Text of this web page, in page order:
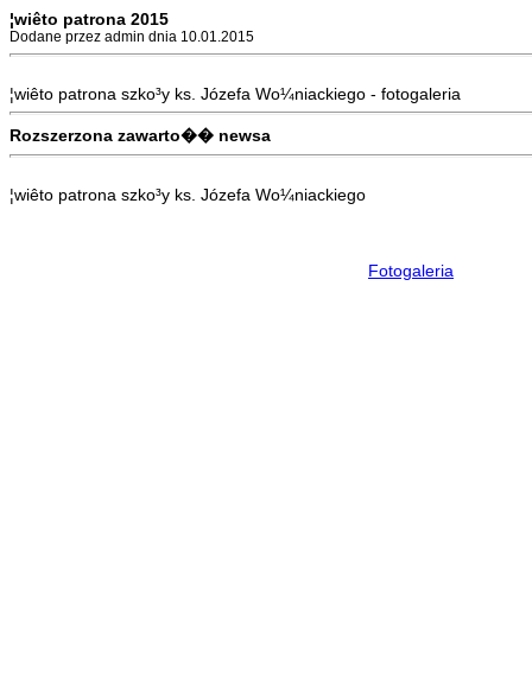
¦wiêto patrona 2015
Dodane przez admin dnia 10.01.2015
¦wiêto patrona szko³y ks. Józefa Wo¼niackiego - fotogaleria
Rozszerzona zawarto�� newsa
¦wiêto patrona szko³y ks. Józefa Wo¼niackiego
Fotogaleria